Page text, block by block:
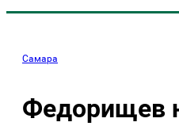
Самара
Федорищев